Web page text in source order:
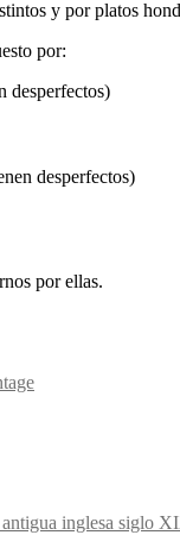
y por platos
por:
desperfectos)
desperfectos)
por ellas.